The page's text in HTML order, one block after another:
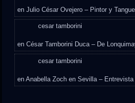
enJulio César Ovejero – Pintor y
cesar tamborini
enCésar Tamborini Duca – De
cesar tamborini
enAnabella Zoch en Sevilla –